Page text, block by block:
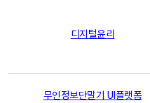
디지털윤리
무인정보단말기 UI플랫폼